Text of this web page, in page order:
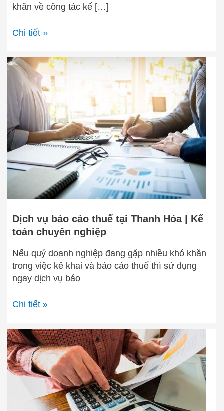
khăn về công tác kế […]
Chi tiết »
Dịch vụ báo cáo thuế tại Thanh Hóa | Kế
toán chuyên nghiệp
Nếu quý doanh nghiệp đang gặp nhiều khó khăn
trong việc kê khai và báo cáo thuế thì sử dụng
ngay dịch vụ báo
Dịch
vụ
báo
cáo
thuế
tại
Thanh
Hóa
|
Kế
chuyên
nghiệp
Chi tiết »
Dịch
vụ
quyết
toán